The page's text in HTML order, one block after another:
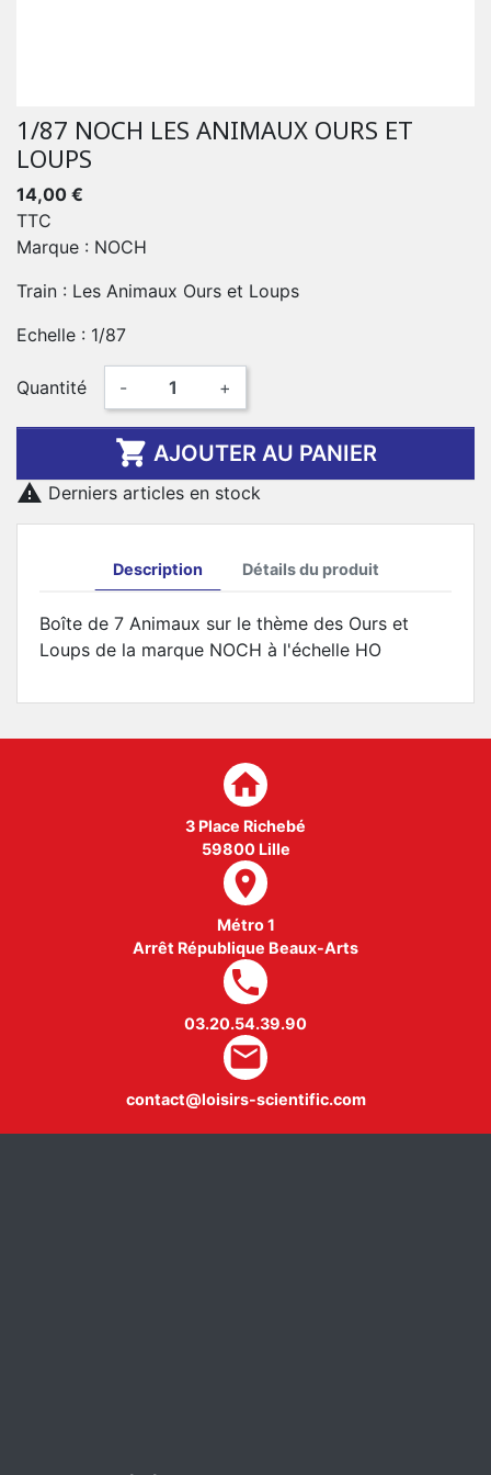
1/87 NOCH LES ANIMAUX OURS ET
LOUPS
14,00 €
TTC
Marque : NOCH
Train : Les Animaux Ours et Loups
Echelle : 1/87
Quantité - +
 AJOUTER AU PANIER
 Derniers articles en stock
Description Détails du produit
Boîte de 7 Animaux sur le thème des Ours et
Loups de la marque NOCH à l'échelle HO
home
3 Place Richebé
59800 Lille
room
Métro 1
Arrêt République Beaux-Arts
local_phone
03.20.54.39.90
mail
contact@loisirs-scientific.com